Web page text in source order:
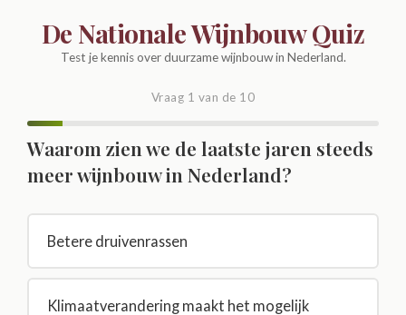
De Nationale Wijnbouw Quiz
Test je kennis over duurzame wijnbouw in Nederland.
Vraag 1 van de 10
Waarom zien we de laatste jaren steeds
meer wijnbouw in Nederland?
Betere druivenrassen
Klimaatverandering maakt het mogelijk